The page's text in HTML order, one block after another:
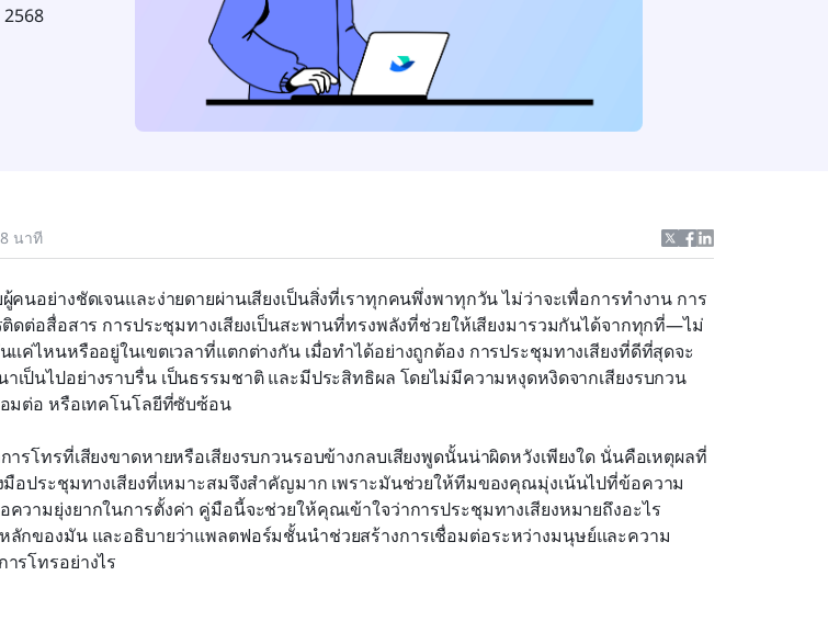
นาที
คนอย่างชัดเจนและง่ายดายผ่านเสียงเป็นสิ่งที่เราทุกคนพึ่งพาทุกวัน ไม่ว่าจะเพื่อการทำงาน การ
ติดต่อสื่อสาร การประชุมทางเสียงเป็นสะพานที่ทรงพลังที่ช่วยให้เสียงมารวมกันได้จากทุกที่—ไม่
แค่ไหนหรืออยู่ในเขตเวลาที่แตกต่างกัน เมื่อทำได้อย่างถูกต้อง การประชุมทางเสียงที่ดีที่สุดจะ
เป็นไปอย่างราบรื่น เป็นธรรมชาติ และมีประสิทธิผล โดยไม่มีความหงุดหงิดจากเสียงรบกวน
มต่อ หรือเทคโนโลยีที่ซับซ้อน
ารโทรที่เสียงขาดหายหรือเสียงรบกวนรอบข้างกลบเสียงพูดนั้นน่าผิดหวังเพียงใด นั่นคือเหตุผลที่
มือประชุมทางเสียงที่เหมาะสมจึงสำคัญมาก เพราะมันช่วยให้ทีมของคุณมุ่งเน้นไปที่ข้อความ
วามยุ่งยากในการตั้งค่า คู่มือนี้จะช่วยให้คุณเข้าใจว่าการประชุมทางเสียงหมายถึงอะไร
ลักของมัน และอธิบายว่าแพลตฟอร์มชั้นนำช่วยสร้างการเชื่อมต่อระหว่างมนุษย์และความ
รโทรอย่างไร